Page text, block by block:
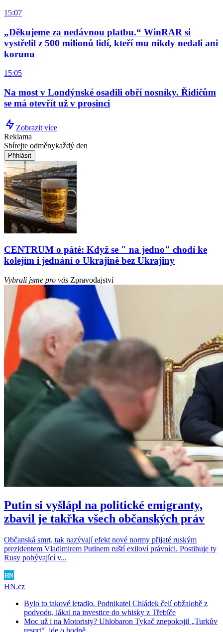
15:07
„Děkujeme za nedávnou platbu.“ WinRAR si
vystřelil z 500 milionů lidí, kteří mu nikdy nedali ani
korunu
15:05
Na most v Londýnské osadili obří nosníky. Řidičům
se má otevřít už v prosinci
Zobrazit více
Reklama
Sbírejte odměnykaždý den
Přihlásit
CENTRUM o páté: Když se " na jedno" chodí ke
kolejím i jednání o Ukrajině bez Ukrajiny
Vybrali jsme pro vás Zpravodajství
Putin si vyšlápl na politické emigranty,
zbavil je takřka všech občanských práv
Občanská smrt, tak nazývají efekt nové normy přijaté ruským
prezidentem Vladimirem Putinem ruští exiloví právníci. Postihuje ty
Rusy pobývající v...
HN.cz
Bylo to takové letadlo. Podnikatel Chládek čelí obžalobě z
podvodu, lákal na investice do whisky z Třebíče
Moc už i na Motoristy? Uhlobaron Tykač znepokojil „Turkův
resort“, jde o hodně